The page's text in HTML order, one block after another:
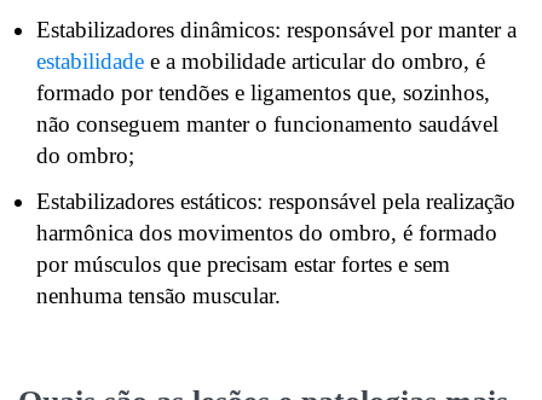
Estabilizadores dinâmicos: responsável por manter a
estabilidade e a mobilidade articular do ombro, é
formado por tendões e ligamentos que, sozinhos,
não conseguem manter o funcionamento saudável
do ombro;
Estabilizadores estáticos: responsável pela realização
harmônica dos movimentos do ombro, é formado
por músculos que precisam estar fortes e sem
nenhuma tensão muscular.